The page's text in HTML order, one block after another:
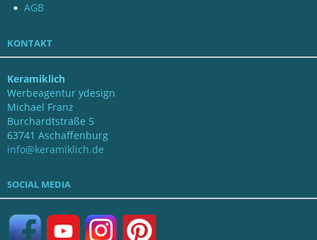
AGB
KONTAKT
Keramiklich
Werbeagentur ydesign
Michael Franz
Burchardtstraße 5
63741 Aschaffenburg
info@keramiklich.de
SOCIAL MEDIA